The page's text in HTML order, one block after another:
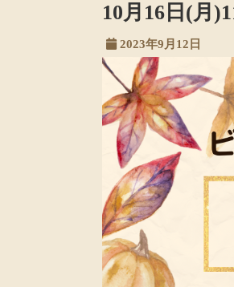
10月16日(月
2023年9月12日